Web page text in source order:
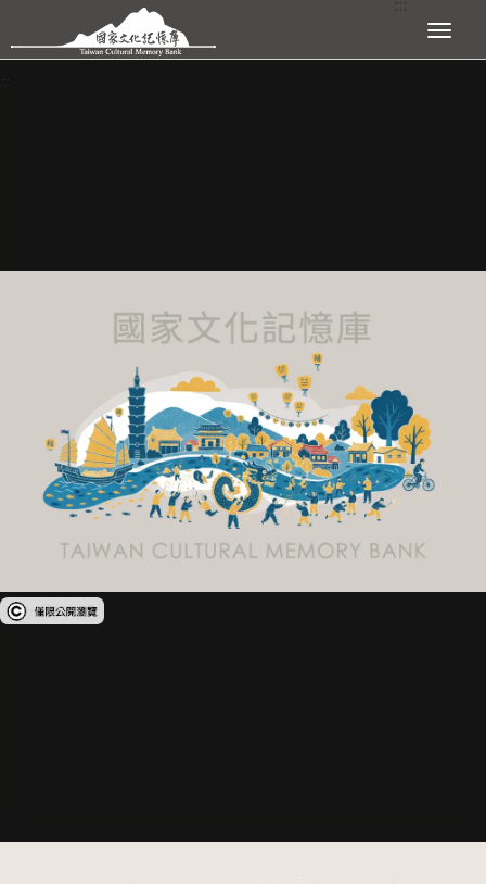
跳到主要內容區塊 展開選單
:::
受著作權法保護-僅限於本平台有限度公開瀏覽